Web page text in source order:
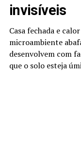
invisíveis
Casa fechada e
microambiente
desenvolvem com
que o solo esteja